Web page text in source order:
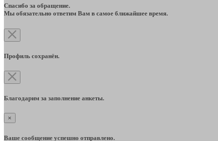
Спасибо за обращение.
Мы обязательно ответим Вам в самое ближайшее время.
Профиль сохранён.
Благодарим за заполнение анкеты.
×
Ваше сообщение успешно отправлено.